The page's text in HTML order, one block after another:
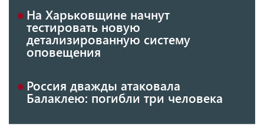
На Харьковщине начнут
тестировать новую
детализированную систему
оповещения
Россия дважды атаковала
Балаклею: погибли три человека